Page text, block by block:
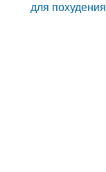
для похудения